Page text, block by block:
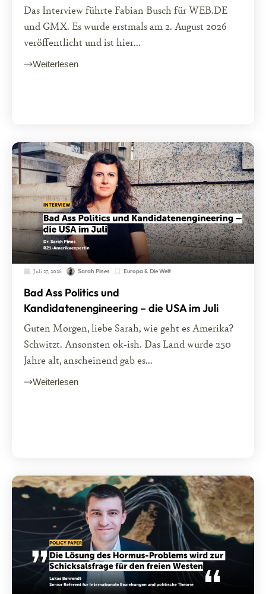
Das Interview führte Fabian Busch für WEB.DE
und GMX. Es wurde erstmals am 2. August 2026
veröffentlicht und ist hier...
Weiterlesen
Juli 27, 2026 Sarah Pines Europa & Die Welt
Bad Ass Politics und
Kandidatenengineering – die USA im Juli
Guten Morgen, liebe Sarah, wie geht es Amerika?
Schwitzt. Ansonsten ok-ish. Das Land wurde 250
Jahre alt, anscheinend gab es...
Weiterlesen